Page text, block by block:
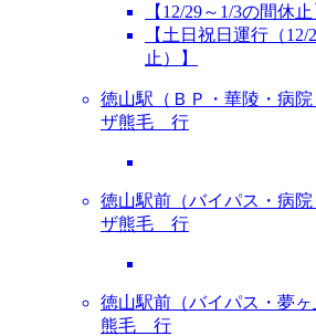
【12/29～1/3の間休止
【土日祝日運行（
止）】
徳山駅（ＢＰ・華陵・病
ザ熊毛 行
徳山駅前（バイパス・病
ザ熊毛 行
徳山駅前（バイパス・夢
熊毛 行